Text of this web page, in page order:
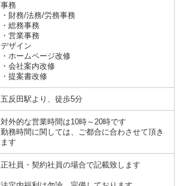
事務
・財務/法務/労務事務
・総務事務
・営業事務
デザイン
・ホームページ改修
・会社案内改修
・提案書改修
五反田駅より、徒歩5分
対外的な営業時間は10時～20時です
勤務時間に関しては、ご都合に合わさせて頂き
ます
正社員・契約社員の場合で記載致します